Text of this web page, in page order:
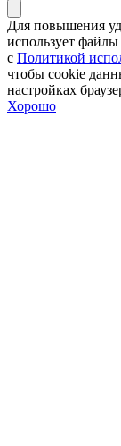
Для повышения
использует файлы
с Политикой
чтобы сookie
настройках
Хорошо